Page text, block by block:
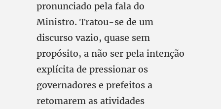
pronunciado pela fala do
Ministro. Tratou-se de um
discurso vazio, quase sem
propósito, a não ser pela intenção
explícita de pressionar os
governadores e prefeitos a
retomarem as atividades